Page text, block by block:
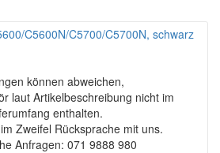
können abweichen,
laut Artikelbeschreibung nicht im
enthalten.
Zweifel Rücksprache mit uns.
Anfragen: 071 9888 980